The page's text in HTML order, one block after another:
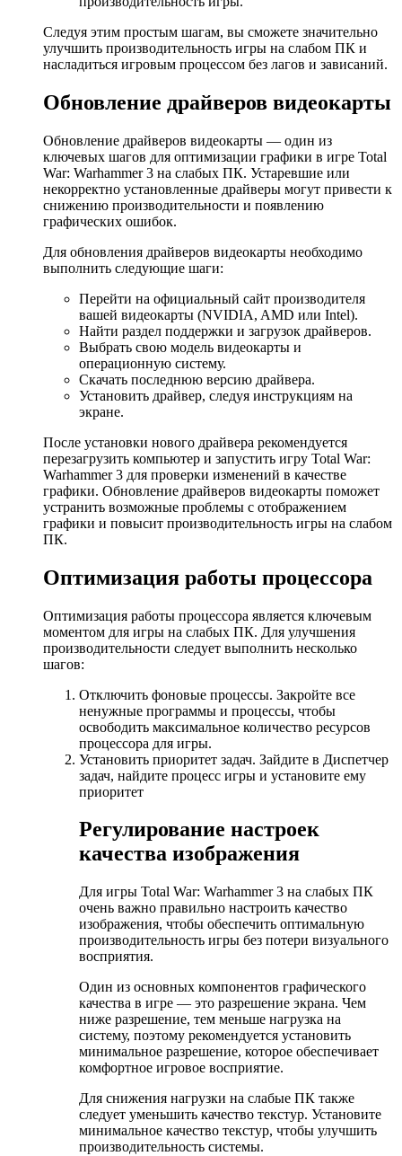
Следуя этим простым шагам, вы сможете значительно
улучшить производительность игры на слабом ПК и
насладиться игровым процессом без лагов и зависаний.
Обновление драйверов видеокарты
Обновление драйверов видеокарты — один из
ключевых шагов для оптимизации графики в игре Total
War: Warhammer 3 на слабых ПК. Устаревшие или
некорректно установленные драйверы могут привести к
снижению производительности и появлению
графических ошибок.
Для обновления драйверов видеокарты необходимо
выполнить следующие шаги:
Перейти на официальный сайт производителя
вашей видеокарты (NVIDIA, AMD или Intel).
Найти раздел поддержки и загрузок драйверов.
Выбрать свою модель видеокарты и
операционную систему.
Скачать последнюю версию драйвера.
Установить драйвер, следуя инструкциям на
экране.
После установки нового драйвера рекомендуется
перезагрузить компьютер и запустить игру Total War:
Warhammer 3 для проверки изменений в качестве
графики. Обновление драйверов видеокарты поможет
устранить возможные проблемы с отображением
графики и повысит производительность игры на слабом
ПК.
Оптимизация работы процессора
Оптимизация работы процессора является ключевым
моментом для игры на слабых ПК. Для улучшения
производительности следует выполнить несколько
шагов:
Отключить фоновые процессы. Закройте все
ненужные программы и процессы, чтобы
освободить максимальное количество ресурсов
процессора для игры.
Установить приоритет задач. Зайдите в Диспетчер
задач, найдите процесс игры и установите ему
приоритет
Регулирование настроек
качества изображения
Для игры Total War: Warhammer 3 на слабых ПК
очень важно правильно настроить качество
изображения, чтобы обеспечить оптимальную
производительность игры без потери визуального
восприятия.
Один из основных компонентов графического
качества в игре — это разрешение экрана. Чем
ниже разрешение, тем меньше нагрузка на
систему, поэтому рекомендуется установить
минимальное разрешение, которое обеспечивает
комфортное игровое восприятие.
Для снижения нагрузки на слабые ПК также
следует уменьшить качество текстур. Установите
минимальное качество текстур, чтобы улучшить
производительность системы.